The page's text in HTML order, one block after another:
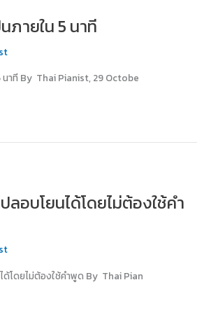
ภายใน 5 นาที
นาที By Thai Pianist, 29 Octobe
อบโยนได้โดยไม่ต้องใช้คำ
ด้โดยไม่ต้องใช้คำพูด By Thai Pian